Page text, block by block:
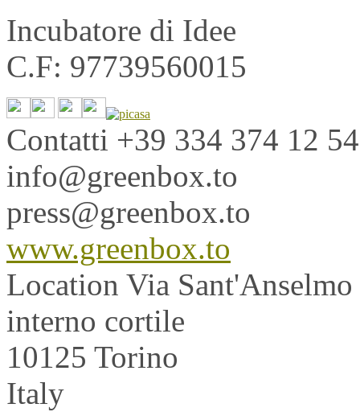
Incubatore di Idee
C.F: 97739560015
Contatti +39 334 374 12 54
info@greenbox.to
press@greenbox.to
www.greenbox.to
Location Via Sant'Anselmo
interno cortile
10125 Torino
Italy